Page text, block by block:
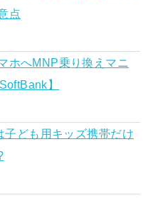
点
ホへMNP乗り換えマニ
】
子ども用キッズ携帯だけ